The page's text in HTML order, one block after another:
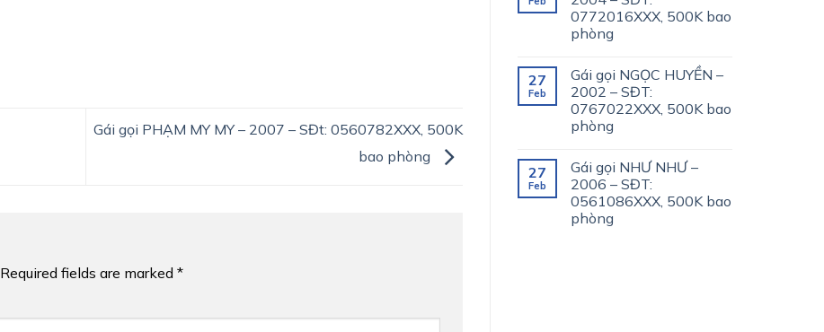
Gái gọi PHẠM MY MY – 2007 – SĐt: 0560782XXX, 500K
bao phòng
Required fields are marked *
0772016XXX, 500K bao
phòng
27
Feb
Gái gọi NGỌC HUYỀN –
2002 – SĐT:
0767022XXX, 500K bao
phòng
27
Feb
Gái gọi NHƯ NHƯ –
2006 – SĐT:
0561086XXX, 500K bao
phòng